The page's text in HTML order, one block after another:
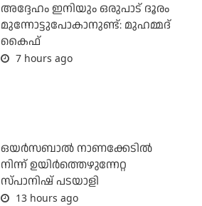
അദ്ദേഹം ഇനിയും ഒരുപാട് ദൂരം
മുന്നോട്ടുപോകാനുണ്ട്: മുഹമ്മദ്
കൈഫ്
7 hours ago
ഒയര്‍സബാൽ നാണക്കേടിൽ
നിന്ന് ഉയിർത്തെഴുന്നേറ്റ
സ്പാനിഷ് പടയാളി
13 hours ago